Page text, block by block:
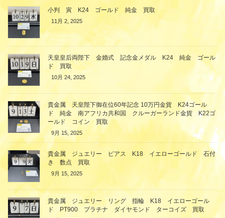
小判 寅 K24 ゴールド 純金 買取
11月 2, 2025
天皇皇后両陛下 金婚式 記念金メダル K24 純金 ゴール
ド 買取
10月 24, 2025
貴金属 天皇陛下御在位60年記念 10万円金貨 K24ゴール
ド 純金 南アフリカ共和国 クルーガーランド金貨 K22ゴ
ールド コイン 買取
9月 15, 2025
貴金属 ジュエリー ピアス K18 イエローゴールド 石付
き 数点 買取
9月 15, 2025
貴金属 ジュエリー リング 指輪 K18 イエローゴール
ド PT900 プラチナ ダイヤモンド ターコイズ 買取